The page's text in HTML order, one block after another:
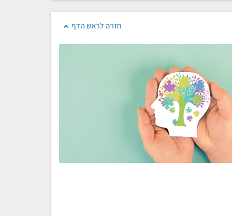
חזרה לראש הדף